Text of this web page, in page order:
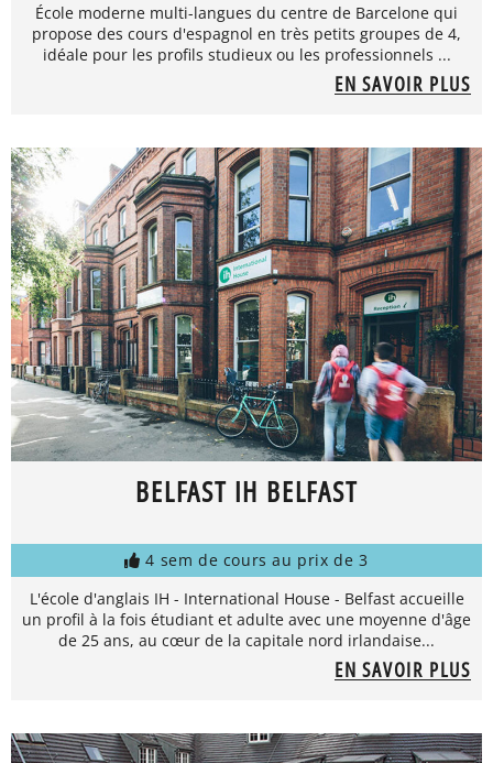
École moderne multi-langues du centre de Barcelone qui
propose des cours d'espagnol en très petits groupes de 4,
idéale pour les profils studieux ou les professionnels ...
EN SAVOIR PLUS
BELFAST IH BELFAST
4 sem de cours au prix de 3
L'école d'anglais IH - International House - Belfast accueille
un profil à la fois étudiant et adulte avec une moyenne d'âge
de 25 ans, au cœur de la capitale nord irlandaise...
EN SAVOIR PLUS